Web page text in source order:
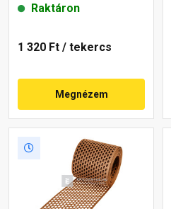
Raktáron
1 320 Ft / tekercs
Megnézem